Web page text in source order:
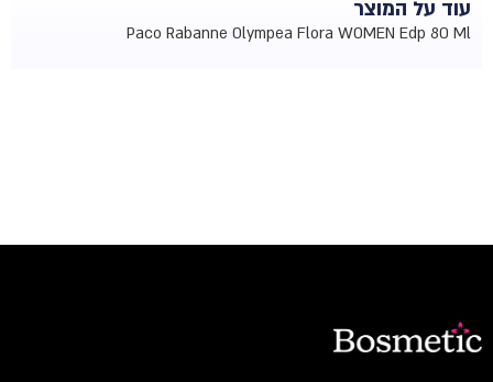
עוד על המוצר
Paco Rabanne Olympea Flora WOMEN Edp 80 Ml